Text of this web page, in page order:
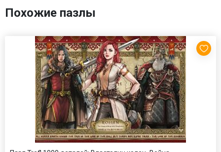
Похожие пазлы